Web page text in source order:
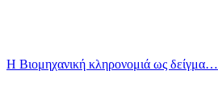
Η Βιομηχανική κληρονομιά ως δείγμα…